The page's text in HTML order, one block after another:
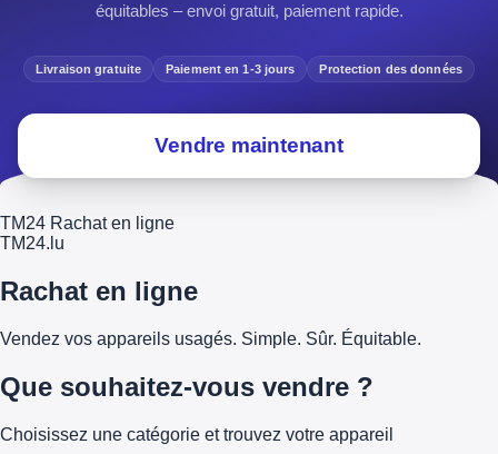
équitables – envoi gratuit, paiement rapide.
Livraison gratuite Paiement en 1-3 jours Protection des données
Vendre maintenant
TM24 Rachat en ligne
TM24.lu
Rachat en ligne
Vendez vos appareils usagés. Simple. Sûr. Équitable.
Que souhaitez-vous vendre ?
Choisissez une catégorie et trouvez votre appareil